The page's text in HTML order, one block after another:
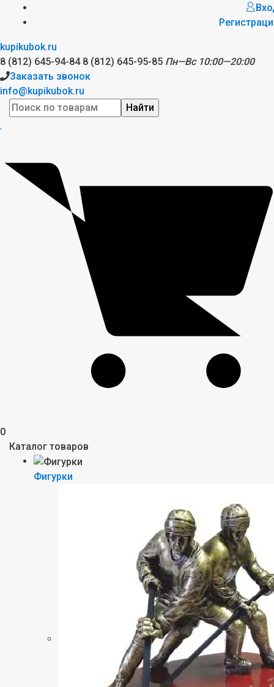
kupikubok.ru
8 (812) 645-94-84 8 (812) 645-95-85 Пн—Вс 10:00—20:00
Заказать звонок
info@kupikubok.ru
Найти
0
Каталог товаров
Фигурки